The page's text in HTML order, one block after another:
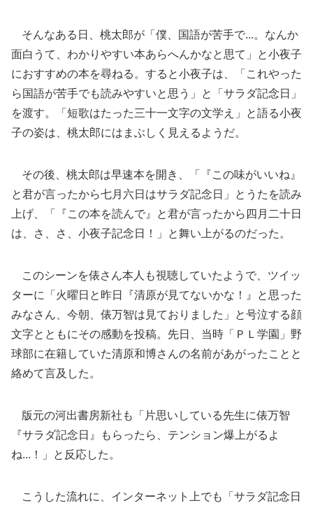
そんなある日、桃太郎が「僕、国語が苦手で...。なんか
面白うて、わかりやすい本あらへんかなと思て」と小夜子
におすすめの本を尋ねる。すると小夜子は、「これやった
ら国語が苦手でも読みやすいと思う」と「サラダ記念日」
を渡す。「短歌はたった三十一文字の文学え」と語る小夜
子の姿は、桃太郎にはまぶしく見えるようだ。
その後、桃太郎は早速本を開き、「『この味がいいね』
と君が言ったから七月六日はサラダ記念日」とうたを読み
上げ、「『この本を読んで』と君が言ったから四月二十日
は、さ、さ、小夜子記念日！」と舞い上がるのだった。
このシーンを俵さん本人も視聴していたようで、ツイッ
ターに「火曜日と昨日『清原が見てないかな！』と思った
みなさん、今朝、俵万智は見ておりました」と号泣する顔
文字とともにその感動を投稿。先日、当時「ＰＬ学園」野
球部に在籍していた清原和博さんの名前があがったことと
絡めて言及した。
版元の河出書房新社も「片思いしている先生に俵万智
『サラダ記念日』もらったら、テンション爆上がるよ
ね...！」と反応した。
こうした流れに、インターネット上でも「サラダ記念日